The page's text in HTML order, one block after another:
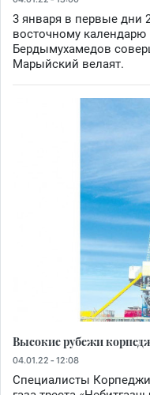
3 января в первые дни
восточному календарю
Бердымухамедов
Марыйский велаят.
Высокие рубежи
04.01.22 - 12:08
Специалисты